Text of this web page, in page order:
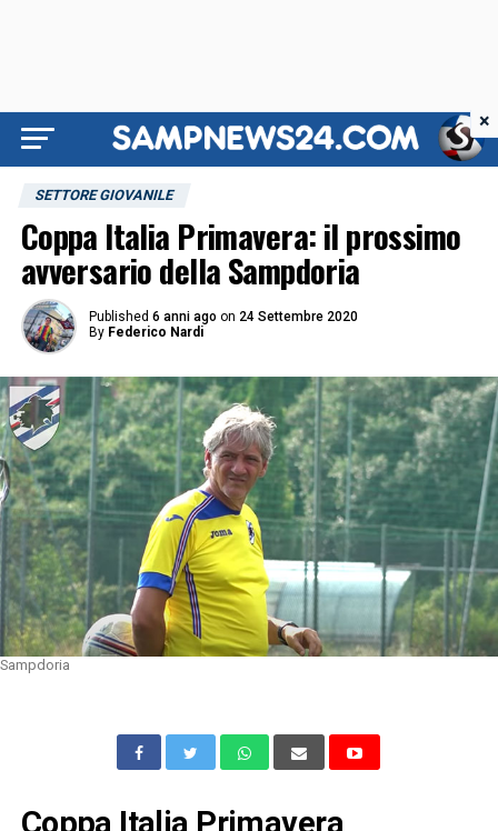
SETTORE GIOVANILE
Coppa Italia Primavera: il prossimo
avversario della Sampdoria
Published 6 anni ago on 24 Settembre 2020
By Federico Nardi
Sampdoria
Coppa Italia Primavera
×